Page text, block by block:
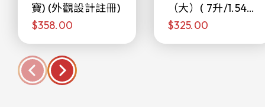
寶) (外觀設計註冊)
$358.00
（大）( 7升/1.54加
侖)
$325.00